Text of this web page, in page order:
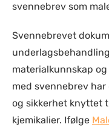
svennebrev som
Svennebrevet
materialkunnskap
med svennebrev har
og sikkerhet knyttet
kjemikalier. Ifølge